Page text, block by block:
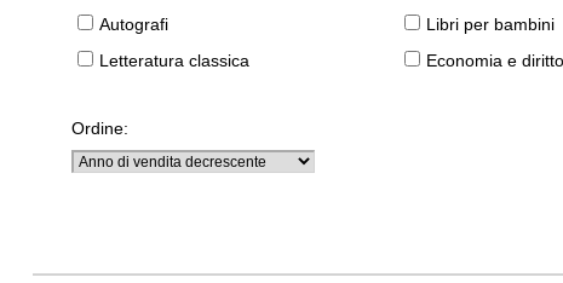
Autografi
Libri per bambini
Letteratura classica
Economia e diritto
Ordine: